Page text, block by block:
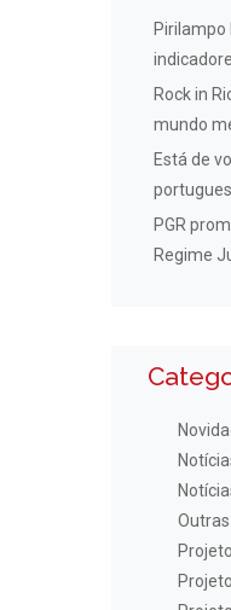
Pirilampo
Rock in
mundo
Está de
PGR
Regime